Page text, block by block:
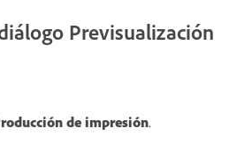
Previsualización
de impresión.